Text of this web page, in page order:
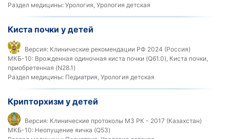
Раздел медицины: Урология, Урология детская
Киста почки у детей
Версия: Клинические рекомендации РФ 2024 (Россия)
МКБ-10: Врожденная одиночная киста почки (Q61.0), Киста почки,
приобретенная (N28.1)
Раздел медицины: Педиатрия, Урология детская
Крипторхизм у детей
Версия: Клинические протоколы МЗ РК - 2017 (Казахстан)
МКБ-10: Неопущение яичка (Q53)